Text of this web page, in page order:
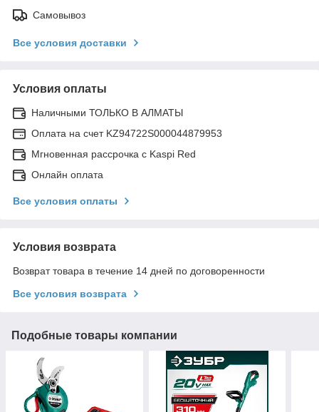
Самовывоз
Все условия доставки
Условия оплаты
Наличными ТОЛЬКО В АЛМАТЫ
Оплата на счет KZ94722S000044879953
Мгновенная рассрочка с Kaspi Red
Онлайн оплата
Все условия оплаты
Условия возврата
Возврат товара в течение 14 дней по договоренности
Все условия возврата
Подобные товары компании